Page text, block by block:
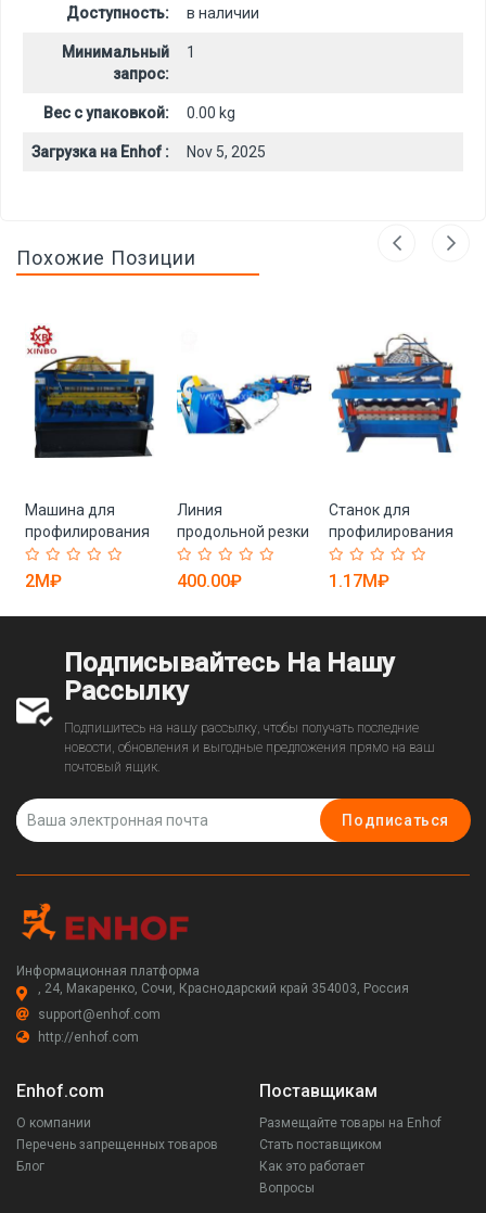
Доступность: в наличии
Минимальный
запрос:
1
Вес с упаковкой: 0.00 kg
Загрузка на Enhof : Nov 5, 2025
Похожие Позиции
Машина для
профилирования
оцинкованных
настилов из Китая
2M₽
Линия
продольной резки
PPGI стальных
рулонов 0.3-3.0мм
400.00₽
Станок для
профилирования
двойной палубы с
роликами (арт. 25-
1.17M₽
Подписывайтесь На Нашу
Рассылку
Подпишитесь на нашу рассылку, чтобы получать последние
новости, обновления и выгодные предложения прямо на ваш
почтовый ящик.
Подписаться
Информационная платформа
, 24, Макаренко, Сочи, Краснодарский край 354003, Россия
support@enhof.com
http://enhof.com
Enhof.com
О компании
Перечень запрещенных товаров
Блог
Поставщикам
Размещайте товары на Enhof
Стать поставщиком
Как это работает
Вопросы